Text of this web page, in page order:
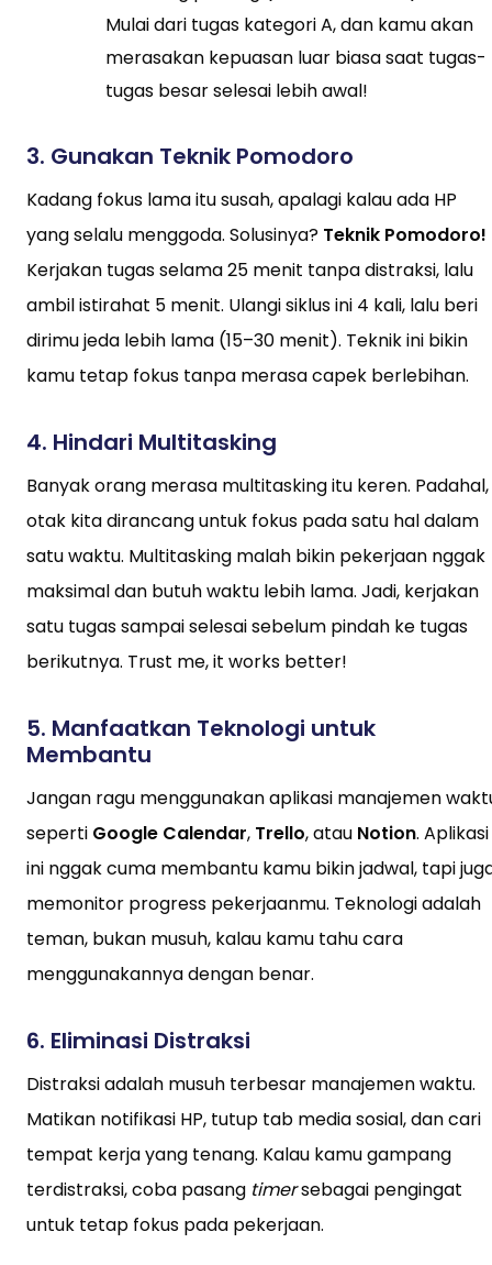
Mulai dari tugas kategori A, dan kamu akan
merasakan kepuasan luar biasa saat tugas-
tugas besar selesai lebih awal!
3. Gunakan Teknik Pomodoro
Kadang fokus lama itu susah, apalagi kalau ada HP
yang selalu menggoda. Solusinya? Teknik Pomodoro!
Kerjakan tugas selama 25 menit tanpa distraksi, lalu
ambil istirahat 5 menit. Ulangi siklus ini 4 kali, lalu beri
dirimu jeda lebih lama (15–30 menit). Teknik ini bikin
kamu tetap fokus tanpa merasa capek berlebihan.
4. Hindari Multitasking
Banyak orang merasa multitasking itu keren. Padahal,
otak kita dirancang untuk fokus pada satu hal dalam
satu waktu. Multitasking malah bikin pekerjaan nggak
maksimal dan butuh waktu lebih lama. Jadi, kerjakan
satu tugas sampai selesai sebelum pindah ke tugas
berikutnya. Trust me, it works better!
5. Manfaatkan Teknologi untuk
Membantu
Jangan ragu menggunakan aplikasi manajemen
seperti Google Calendar, Trello, atau Notion. Aplikasi
ini nggak cuma membantu kamu bikin jadwal, tapi
memonitor progress pekerjaanmu. Teknologi adalah
teman, bukan musuh, kalau kamu tahu cara
menggunakannya dengan benar.
6. Eliminasi Distraksi
Distraksi adalah musuh terbesar manajemen waktu.
Matikan notifikasi HP, tutup tab media sosial, dan cari
tempat kerja yang tenang. Kalau kamu gampang
terdistraksi, coba pasang timersebagai pengingat
untuk tetap fokus pada pekerjaan.